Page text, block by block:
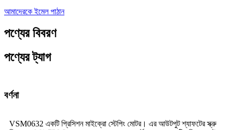
আমাদেরকে ইমেল পাঠান
পণ্যের বিবরণ
পণ্যের ট্যাগ
বর্ণনা
VSM0632 একটি প্রিসিশন মাইক্রো স্টেপিং মোটর। এর আউটপুট শ্যাফটের স্ক্রু